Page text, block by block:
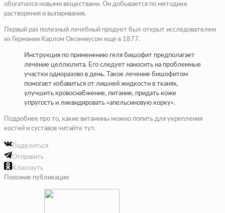
обогатился новыми веществами. Он добывается по методике
растворения и выпаривания.
Первый раз полезный лечебный продукт был открыт исследователем
из Германии Карлом Оксениусом еще в 1877.
Инструкция по применению геля бишофит предполагает
лечение целлюлита. Его следует наносить на проблемные
участки одноразово в день. Такое лечение бишофитом
помогает избавиться от лишней жидкости в тканях,
улучшить кровоснабжение, питание, придать коже
упругость и ликвидировать «апельсиновую корку».
Подробнее про то, какие витамины можно попить для укрепления
костей и суставов читайте тут.
Поделиться
Отправить
Класснуть
Похожие публикации